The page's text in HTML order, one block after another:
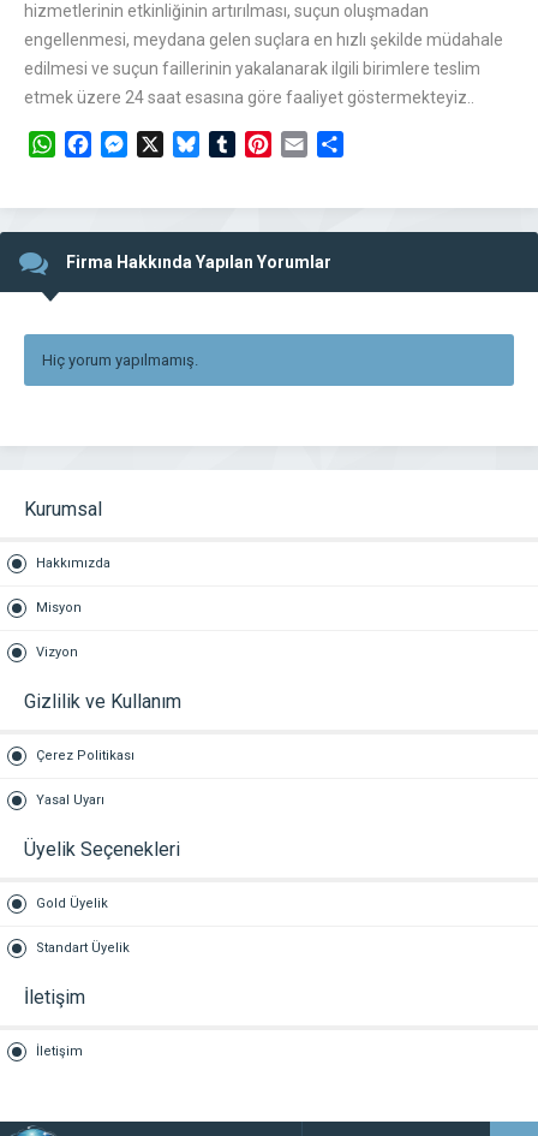
hizmetlerinin etkinliğinin artırılması, suçun oluşmadan
engellenmesi, meydana gelen suçlara en hızlı şekilde müdahale
edilmesi ve suçun faillerinin yakalanarak ilgili birimlere teslim
etmek üzere 24 saat esasına göre faaliyet göstermekteyiz..
WhatsAppFacebookMessengerBlueskyTumblrPinterest
Email
Firma Hakkında Yapılan Yorumlar
Hiç yorum yapılmamış.
Kurumsal
Hakkımızda
Misyon
Vizyon
Gizlilik ve Kullanım
Çerez Politikası
Yasal Uyarı
Üyelik Seçenekleri
Gold Üyelik
Standart Üyelik
İletişim
İletişim